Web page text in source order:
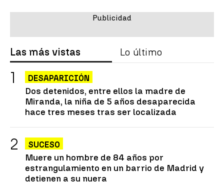
Las más vistas Lo último
DESAPARICIÓN
Dos detenidos, entre ellos la madre de
Miranda, la niña de 5 años desaparecida
hace tres meses tras ser localizada
SUCESO
Muere un hombre de 84 años por
estrangulamiento en un barrio de Madrid y
detienen a su nuera